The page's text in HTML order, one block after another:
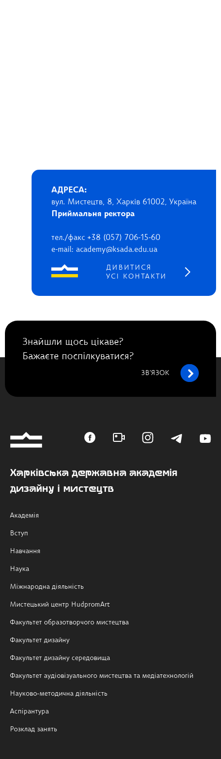
АДРЕСА:
вул. Мистецтв, 8, Харків 61002, Україна
Приймальня ректора
тел./факс +38 (057) 706-15-60
e-mail: academy@ksada.edu.ua
ДИВИТИСЯ
УСІ КОНТАКТИ
Знайшли щось цікаве?
Бажаєте поспілкуватися?
ЗВ’ЯЗОК
Харківська державна академія
дизайну і мистецтв
Академія
Вступ
Навчання
Наука
Міжнародна діяльність
Мистецький центр HudpromArt
Факультет образотворчого мистецтва
Факультет дизайну
Факультет дизайну середовища
Факультет аудіовізуального мистецтва та медіатехнологій
Науково-методична діяльність
Аспірантура
Розклад занять